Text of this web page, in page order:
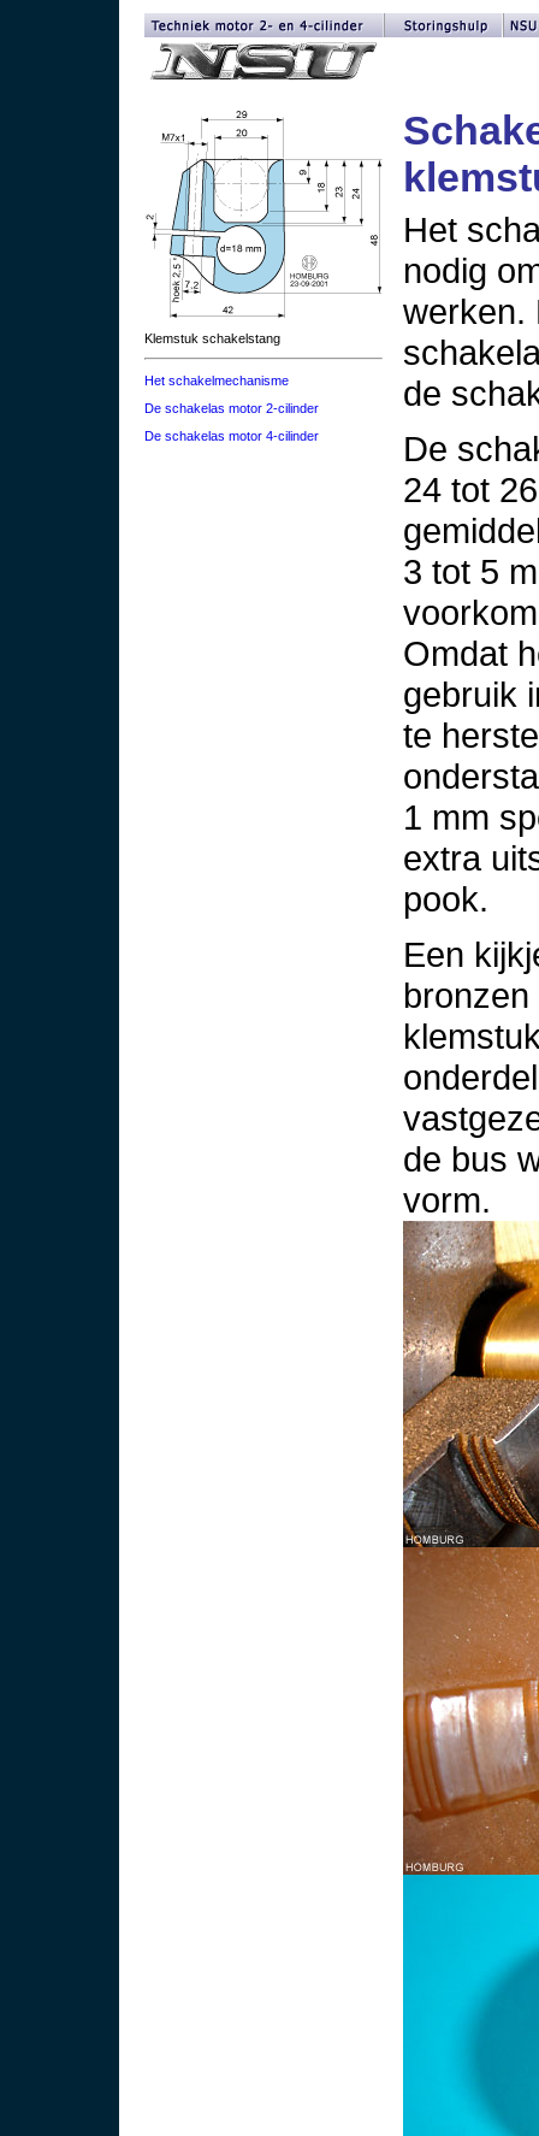
Klemstuk schakelstang
Het schakelmechanisme
De schakelas motor 2-cilinder
De schakelas motor 4-cilinder
Het
nodig
werken.
de
De
24 tot
3 tot 5
Omdat
gebruik
te
1 mm
extra
pook.
Een
de bus
vorm.